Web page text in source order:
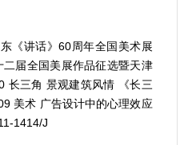
《讲话》60周年全国美术展
届全国美展作品征选暨天津
长三角 景观建筑风情 《长三
美术 广告设计中的心理效应
1414/J